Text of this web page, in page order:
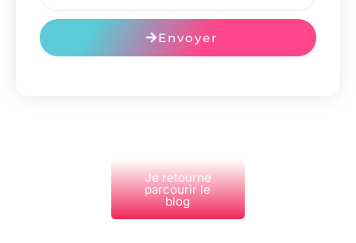
Envoyer
Je retourne
parcourir le
blog